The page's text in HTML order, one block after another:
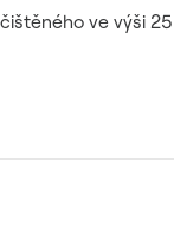
ve výši